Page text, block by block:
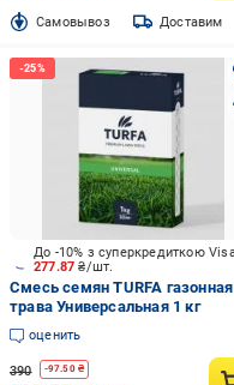
Cамовывоз Доставим
277.87₴/шт.
Смесь семян TURFA газонная
трава Универсальная 1 кг
оценить
390 -97.50₴